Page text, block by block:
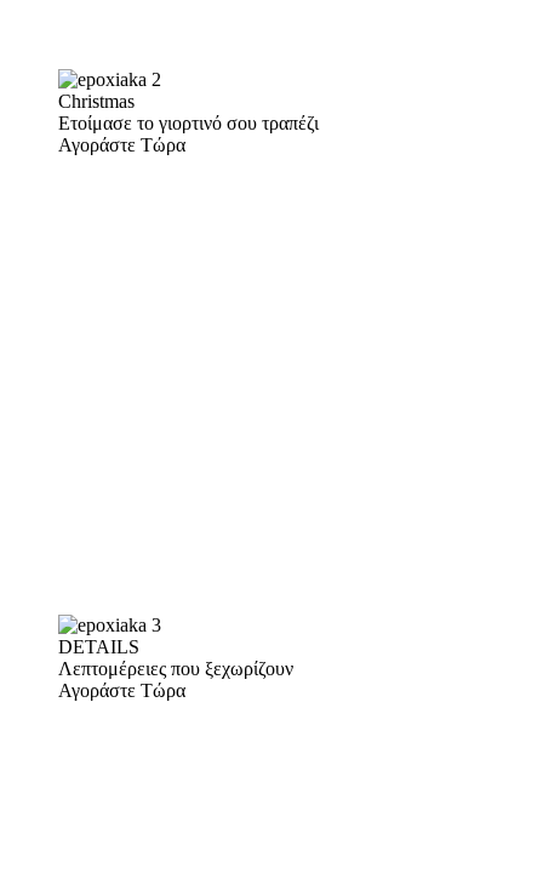
Christmas
Ετοίμασε το γιορτινό σου τραπέζι
Αγοράστε Τώρα
DETAILS
Λεπτομέρειες που ξεχωρίζουν
Αγοράστε Τώρα